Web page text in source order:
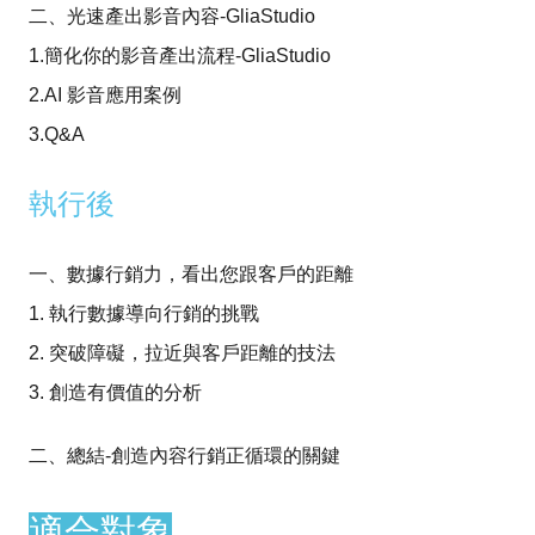
二、光速產出影音內容-GliaStudio
1.簡化你的影音產出流程-GliaStudio
2.AI 影音應用案例
3.Q&A
執行後
一、數據行銷力，看出您跟客戶的距離
1. 執行數據導向行銷的挑戰
2. 突破障礙，拉近與客戶距離的技法
3. 創造有價值的分析
二、總結-創造內容行銷正循環的關鍵